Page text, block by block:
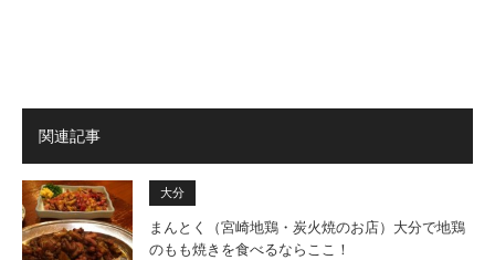
関連記事
大分
まんとく（宮崎地鶏・炭火焼のお店）大分で地鶏
のもも焼きを食べるならここ！